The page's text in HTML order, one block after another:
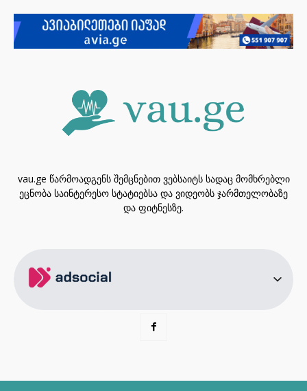
vau.ge წარმოადგენს შემცნებით ვებსაიტს სადაც მომხრებლი
ეცნობა საინტერესო სტატიებსა და ვიდეობს ჯარმთელობაზე
და ფიტნესზე.